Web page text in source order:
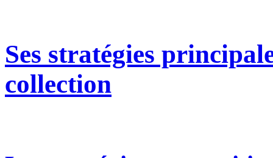
Ses stratégies
collection